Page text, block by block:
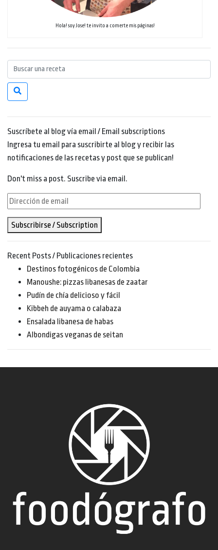
Hola! soy Jose! te invito a comerte mis páginas!
Suscríbete al blog vía email / Email subscriptions
Ingresa tu email para suscribirte al blog y recibir las
notificaciones de las recetas y post que se publican!
Don't miss a post. Suscribe via email.
Dirección
de
email
Subscribirse / Subscription
Recent Posts / Publicaciones recientes
Destinos fotogénicos de Colombia
Manoushe: pizzas libanesas de zaatar
Pudín de chía delicioso y fácil
Kibbeh de auyama o calabaza
Ensalada libanesa de habas
Albondigas veganas de seitan